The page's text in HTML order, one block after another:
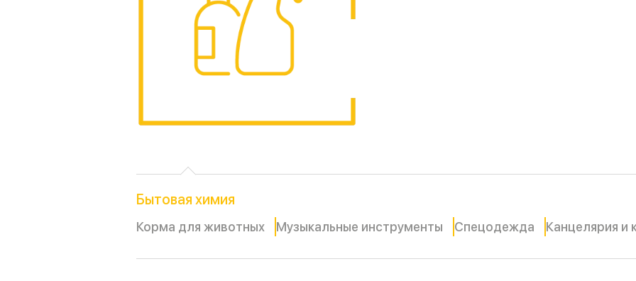
Бытовая химия
Корма для животных Музыкальные инструменты Спецодежда Канцелярия и